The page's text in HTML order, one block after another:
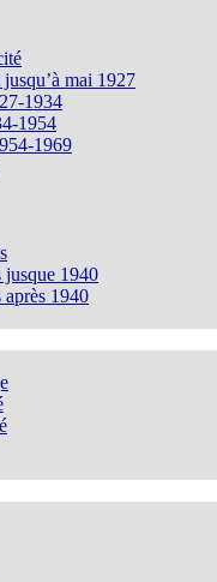
mai 1927
1934
1954
1969
1940
1940